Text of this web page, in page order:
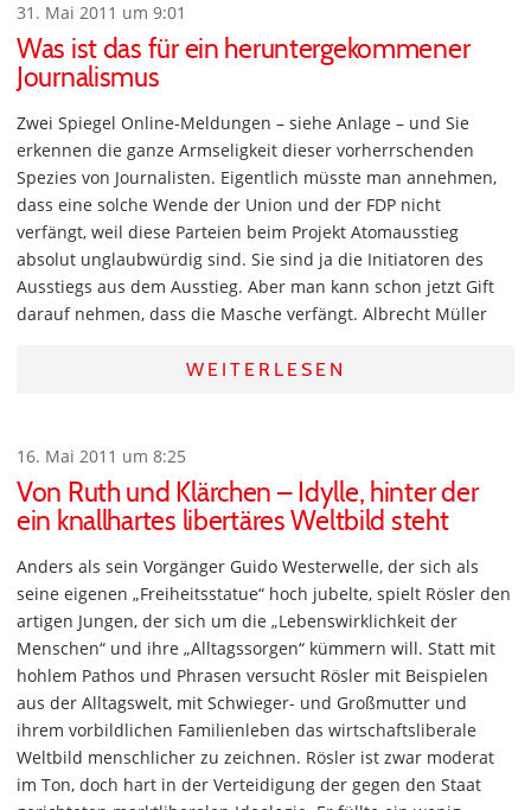
31. Mai 2011 um 9:01
Was ist das für ein heruntergekommener
Journalismus
Zwei Spiegel Online-Meldungen – siehe Anlage – und Sie
erkennen die ganze Armseligkeit dieser vorherrschenden
Spezies von Journalisten. Eigentlich müsste man annehmen,
dass eine solche Wende der Union und der FDP nicht
verfängt, weil diese Parteien beim Projekt Atomausstieg
absolut unglaubwürdig sind. Sie sind ja die Initiatoren des
Ausstiegs aus dem Ausstieg. Aber man kann schon jetzt Gift
darauf nehmen, dass die Masche verfängt. Albrecht Müller
WEITERLESEN
16. Mai 2011 um 8:25
Von Ruth und Klärchen – Idylle, hinter der
ein knallhartes libertäres Weltbild steht
Anders als sein Vorgänger Guido Westerwelle, der sich als
seine eigenen „Freiheitsstatue“ hoch jubelte, spielt Rösler den
artigen Jungen, der sich um die „Lebenswirklichkeit der
Menschen“ und ihre „Alltagssorgen“ kümmern will. Statt mit
hohlem Pathos und Phrasen versucht Rösler mit Beispielen
aus der Alltagswelt, mit Schwieger- und Großmutter und
ihrem vorbildlichen Familienleben das wirtschaftsliberale
Weltbild menschlicher zu zeichnen. Rösler ist zwar moderat
im Ton, doch hart in der Verteidigung der gegen den Staat